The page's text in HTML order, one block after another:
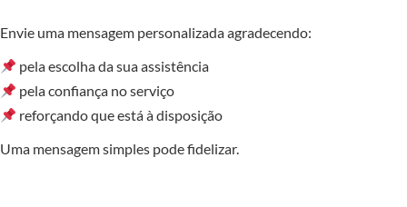
Envie uma mensagem personalizada agradecendo:
pela escolha da sua assistência
pela confiança no serviço
reforçando que está à disposição
Uma mensagem simples pode fidelizar.